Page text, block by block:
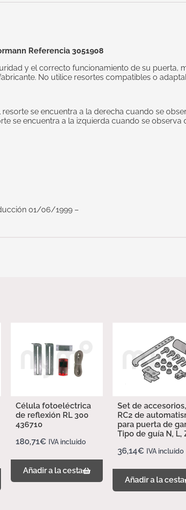
Referencia 3051908
y el correcto funcionamiento de su puerta,
No utilice resortes compatibles o
resorte se encuentra a la derecha cuando se
se encuentra a la izquierda cuando se observa
01/06/1999 –
Célula fotoeléctrica
de reflexión RL 300
436710
180,71€ IVA incluido
Añadir a la cesta
Set de accesorios,
RC2 de
para puerta de
Tipo de guía N, L,
36,14€ IVA incluido
Añadir a la cesta